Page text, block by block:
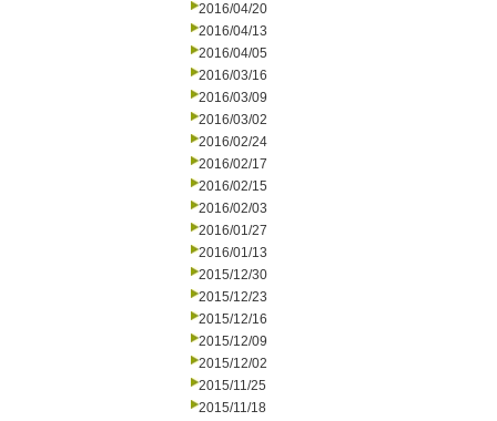
2016/04/20
2016/04/13
2016/04/05
2016/03/16
2016/03/09
2016/03/02
2016/02/24
2016/02/17
2016/02/15
2016/02/03
2016/01/27
2016/01/13
2015/12/30
2015/12/23
2015/12/16
2015/12/09
2015/12/02
2015/11/25
2015/11/18